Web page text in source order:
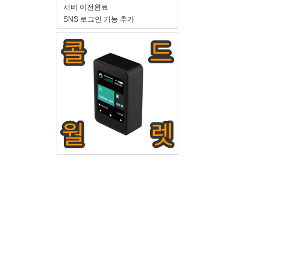
서버 이전완료
SNS 로그인 기능 추가